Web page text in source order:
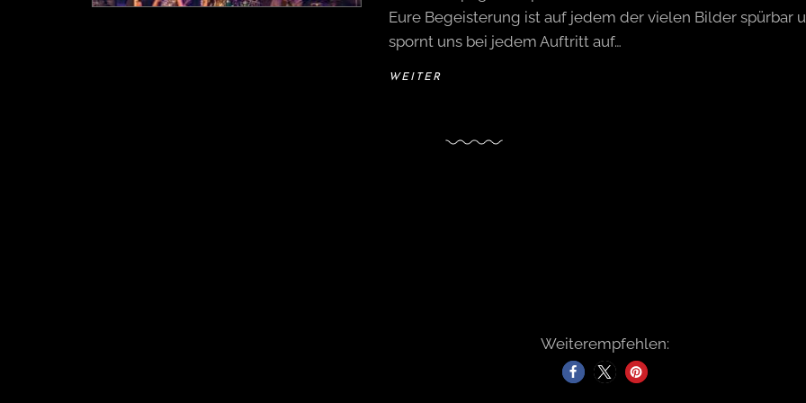
Eure Begeisterung ist auf jedem der vielen Bilder spürbar
spornt uns bei jedem Auftritt auf…
WEITER
Weiterempfehlen: